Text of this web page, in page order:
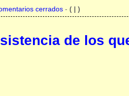
cerrados- ( | )
de los